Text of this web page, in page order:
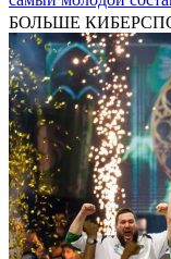
БОЛЬШЕ